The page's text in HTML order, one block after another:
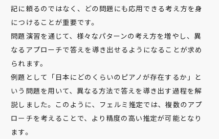
記に頼るのではなく、どの問題にも応用できる考え方を身
につけることが重要です。
問題演習を通じて、様々なパターンの考え方を増やし、異
なるアプローチで答えを導き出せるようになることが求め
られます。
例題として「日本にどのくらいのピアノが存在するか」と
いう問題を用いて、異なる方法で答えを導き出す過程を解
説しました。このように、フェルミ推定では、複数のアプ
ローチを考えることで、より精度の高い推定が可能となり
ます。